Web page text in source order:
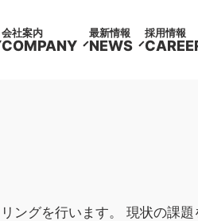
会社案内
COMPANY
最新情報
NEWS
採用情報
ングを行います。 現状の課題